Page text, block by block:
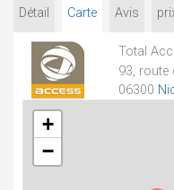
Détail Carte Avis
Total
93, route
06300
+
−